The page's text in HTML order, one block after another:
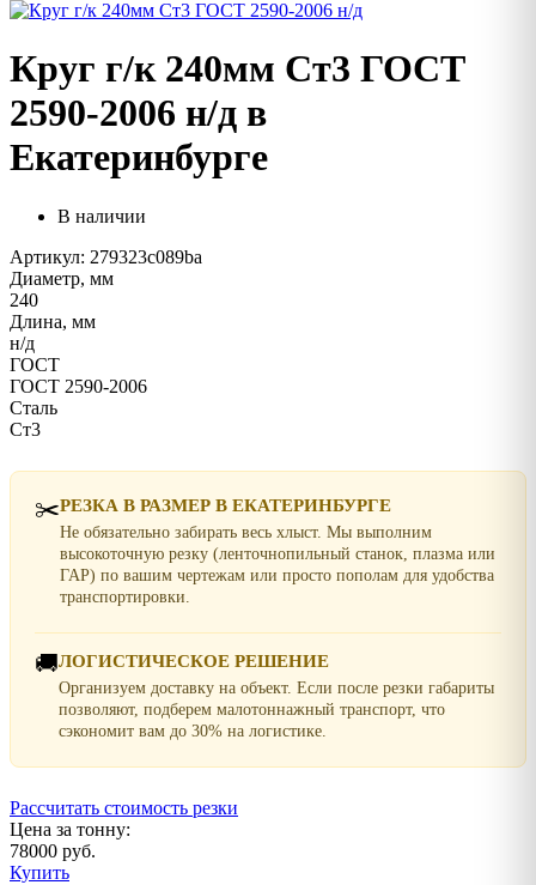
Круг г/к 240мм Ст3 ГОСТ
2590-2006 н/д в
Екатеринбурге
В наличии
Артикул: 279323c089ba
Диаметр, мм
240
Длина, мм
н/д
ГОСТ
ГОСТ 2590-2006
Сталь
Ст3
✂️РЕЗКА В РАЗМЕР В ЕКАТЕРИНБУРГЕ
Не обязательно забирать весь хлыст. Мы выполним
высокоточную резку (ленточнопильный станок, плазма или
ГАР) по вашим чертежам или просто пополам для удобства
транспортировки.
🚚ЛОГИСТИЧЕСКОЕ РЕШЕНИЕ
Организуем доставку на объект. Если после резки габариты
позволяют, подберем малотоннажный транспорт, что
сэкономит вам до 30% на логистике.
Рассчитать стоимость резки
Цена за тонну:
78000 руб.
Купить